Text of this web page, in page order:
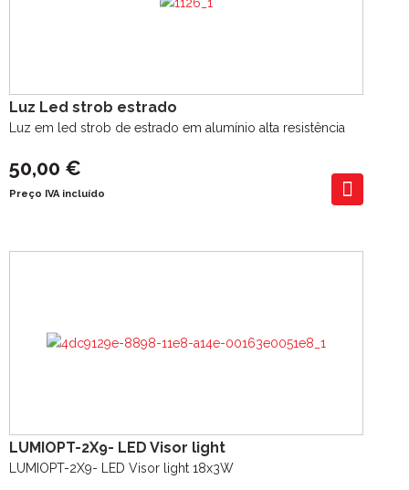
Luz Led strob estrado
Luz em led strob de estrado em alumínio alta resistência
50,00 €
Preço IVA incluído
LUMIOPT-2X9- LED Visor light
LUMIOPT-2X9- LED Visor light 18x3W